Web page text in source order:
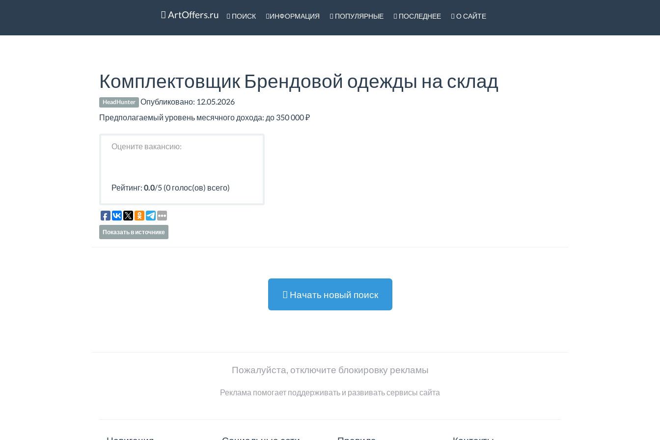
ArtOffers.ru ПОИСК ИНФОРМАЦИЯ ПОПУЛЯРНЫЕ ПОСЛЕДНЕЕ О САЙТЕ
Комплектовщик Брендовой одежды на склад
HeadHunter Опубликовано: 12.05.2026
Предполагаемый уровень месячного дохода: до 350 000 ₽
Оцените вакансию:
Рейтинг: 0.0/5 (0 голос(ов) всего)
Показать в источнике
Начать новый поиск
Пожалуйста, отключите блокировку рекламы
Реклама помогает поддерживать и развивать сервисы сайта